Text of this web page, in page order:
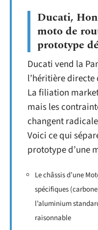
Ducati,
moto de
prototype
Ducati vend la
l’héritière directe
La filiation
mais les
changent
Voici ce qui
prototype d’une
Le châssis d’une
spécifiques
l’aluminium
raisonnable